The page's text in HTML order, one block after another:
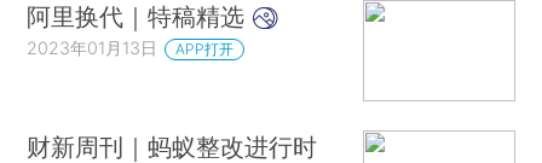
阿里换代｜特稿精选
2023年01月13日 APP打开
财新周刊｜蚂蚁整改进行时